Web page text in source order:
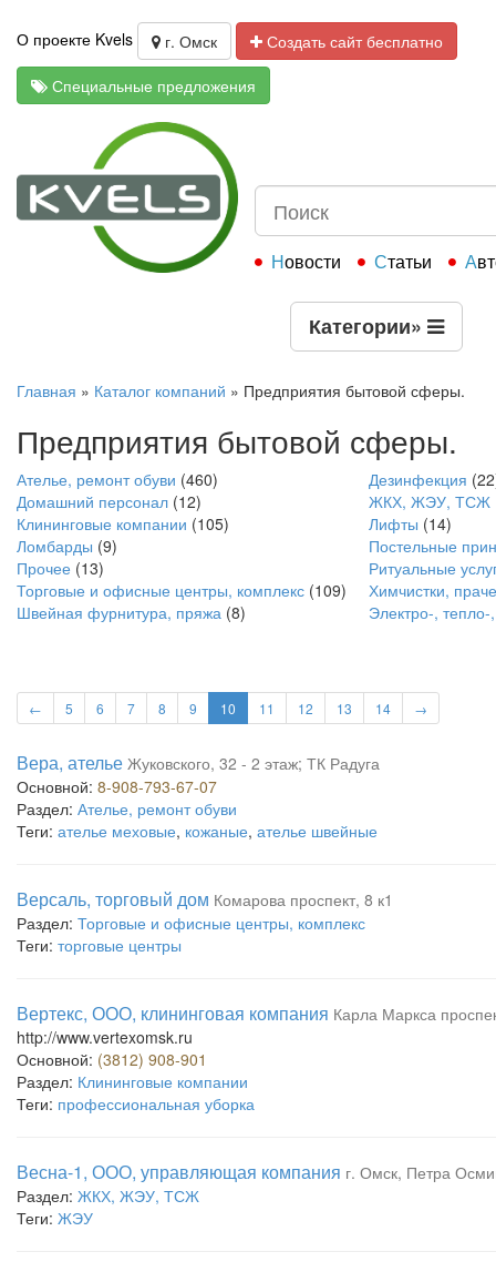
О проекте Kvels г. Омск
Создать сайт бесплатно
Специальные предложения
Новости Статьи
Категории»
Главная » Каталог компаний » Предприятия бытовой сферы.
Предприятия бытовой сферы.
Ателье, ремонт обуви (460) Дезинфекция
Домашний персонал (12) ЖКХ, ЖЭУ, ТСЖ
Клининговые компании (105) Лифты (14)
Ломбарды (9)
Постельные
Прочее (13)
Ритуальные
Торговые и офисные центры, комплекс (109)
Химчистки,
Швейная фурнитура, пряжа (8) Электро-,
← 5 6 7 8 9 10 11 12 13 14 →
Вера, ателье Жуковского, 32 - 2 этаж; ТК Радуга
Основной: 8-908-793-67-07
Раздел: Ателье, ремонт обуви
Теги: ателье меховые, кожаные, ателье швейные
Версаль, торговый дом Комарова проспект, 8 к1
Раздел: Торговые и офисные центры, комплекс
Теги: торговые центры
Вертекс, ООО, клининговая компания Карла Маркса
http://www.vertexomsk.ru
Основной: (3812) 908-901
Раздел: Клининговые компании
Теги: профессиональная уборка
Весна-1, ООО, управляющая компания г. Омск, Петра
Раздел: ЖКХ, ЖЭУ, ТСЖ
Теги: ЖЭУ